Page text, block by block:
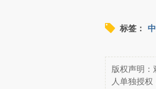
标签：
版权声明：
人单独授